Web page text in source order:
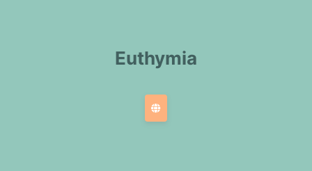
Euthymia